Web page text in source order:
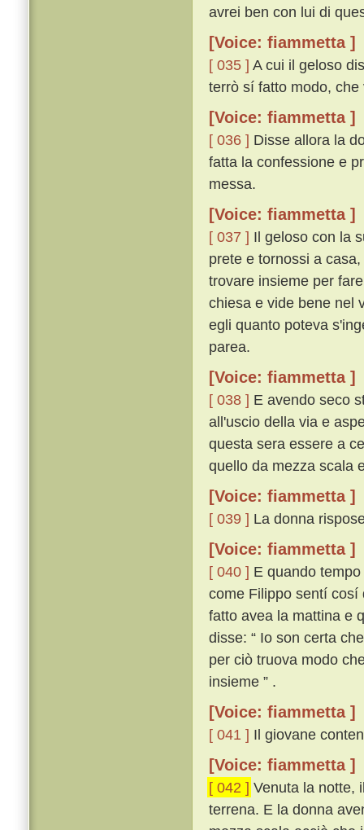
avrei ben con lui di
[Voice: fiammetta ]
[ 035 ] A cui il geloso
terrò sí fatto modo, che
[Voice: fiammetta ]
[ 036 ] Disse allora la
fatta la confessione e
messa.
[Voice: fiammetta ]
[ 037 ] Il geloso con la
prete e tornossi a
trovare insieme per
chiesa e vide bene nel
egli quanto poteva
parea.
[Voice: fiammetta ]
[ 038 ] E avendo seco
all'uscio della via e
questa sera essere a
quello da mezza scala
[Voice: fiammetta ]
[ 039 ] La donna
[Voice: fiammetta ]
[ 040 ] E quando
come Filippo sentí cosí
fatto avea la mattina e
disse: “ Io son certa
per ciò truova modo
insieme ” .
[Voice: fiammetta ]
[ 041 ] Il giovane
[Voice: fiammetta ]
[ 042 ] Venuta la notte,
terrena. E la donna